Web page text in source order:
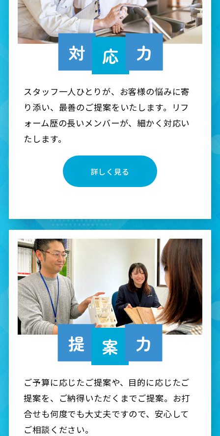
スタッフ一人ひとりが、お客様の悩みに寄
り添い、最善のご提案をいたします。リフ
ォーム歴の長いメンバーが、細かく対応い
たします。
詳しく見る
ご予算に応じたご提案や、目的に応じたご
提案を、ご納得いただくまでご提案。お打
合せも何度でも大丈夫ですので、安心して
ご相談ください。